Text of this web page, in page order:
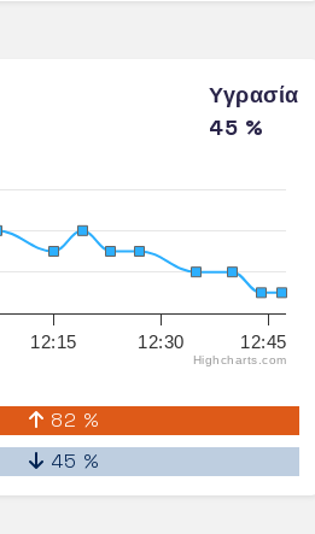
Υγρασία
45 %
12:15 12:30 12:45
Highcharts.com
82 %
45 %